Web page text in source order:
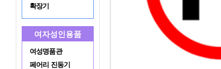
확장기
여자성인용품
여성명품관
페어리 진동기